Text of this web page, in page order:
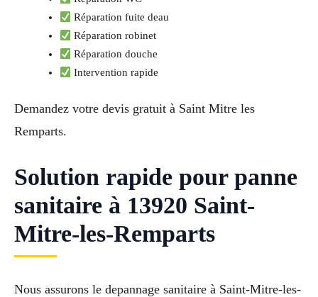
Réparation fuite deau
Réparation robinet
Réparation douche
Intervention rapide
Demandez votre devis gratuit à Saint Mitre les
Remparts.
Solution rapide pour panne
sanitaire à 13920 Saint-
Mitre-les-Remparts
Nous assurons le depannage sanitaire à Saint-Mitre-les-